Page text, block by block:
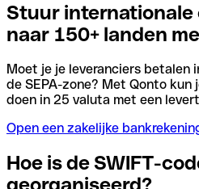
Stuur internationale
naar 150+ landen
Moet je je leveranciers betalen
de SEPA-zone? Met Qonto kun
doen in 25 valuta met een
Open een zakelijke
Hoe is de SWIFT-
georganiseerd?